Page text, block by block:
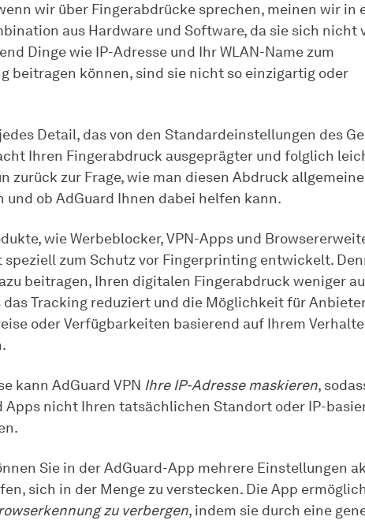
wir über Fingerabdrücke sprechen, meinen wir in
aus Hardware und Software, da sie sich nicht
Dinge wie IP-Adresse und Ihr WLAN-Name zum
beitragen können, sind sie nicht so einzigartig oder
Detail, das von den Standardeinstellungen des
Ihren Fingerabdruck ausgeprägter und folglich
zurück zur Frage, wie man diesen Abdruck
und ob AdGuard Ihnen dabei helfen kann.
wie Werbeblocker, VPN-Apps und
zum Schutz vor Fingerprinting entwickelt.
beitragen, Ihren digitalen Fingerabdruck weniger
das Tracking reduziert und die Möglichkeit für
oder Verfügbarkeiten basierend auf Ihrem
kann AdGuard VPN Ihre IP-Adresse maskieren,
Apps nicht Ihren tatsächlichen Standort oder IP-
Sie in der AdGuard-App mehrere Einstellungen
sich in der Menge zu verstecken. Die App
zu verbergen, indem sie durch eine